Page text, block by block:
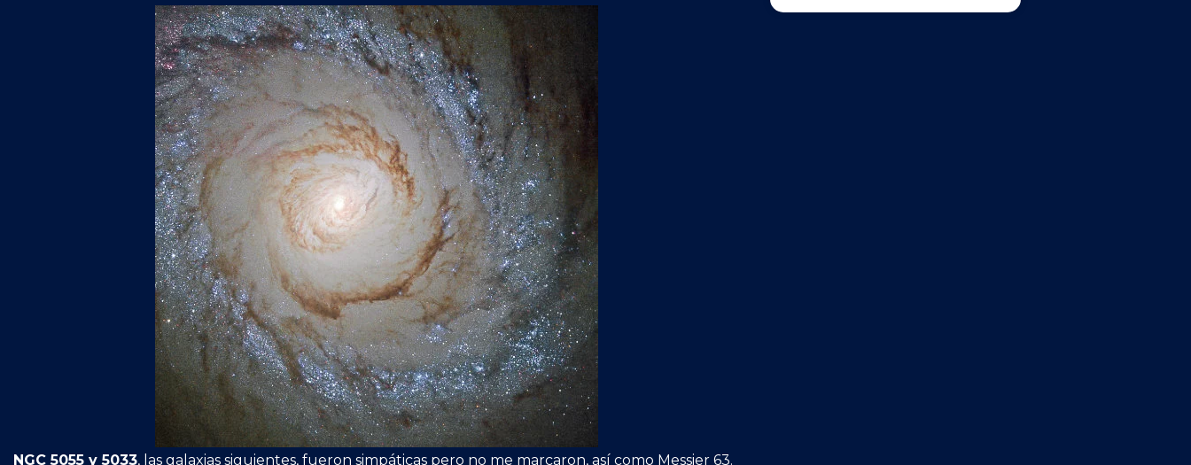
NGC 5055 y 5033, las galaxias siguientes, fueron simpáticas pero no me marcaron, así como Messier 63.